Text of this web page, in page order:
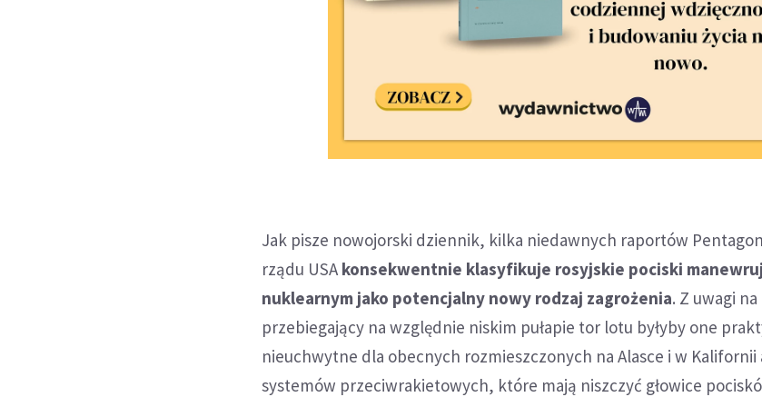
Jak pisze nowojorski dziennik, kilka niedawnych raportów
rządu USA konsekwentnie klasyfikuje rosyjskie pociski
nuklearnym jako potencjalny nowy rodzaj zagrożenia. Z uwagi
przebiegający na względnie niskim pułapie tor lotu byłyby one
nieuchwytne dla obecnych rozmieszczonych na Alasce i w
systemów przeciwrakietowych, które mają niszczyć głowice